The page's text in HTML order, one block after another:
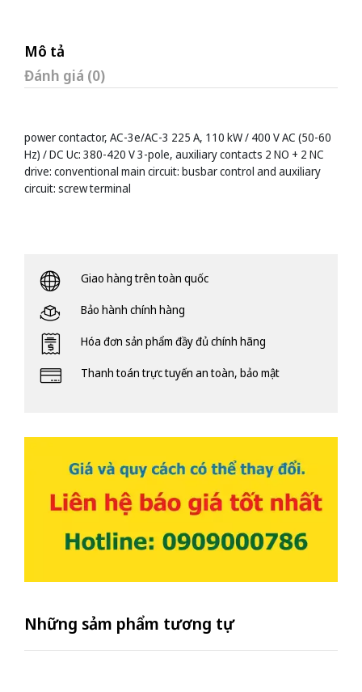
Mô tả
Đánh giá (0)
power contactor, AC-3e/AC-3 225 A, 110 kW / 400 V AC (50-60
Hz) / DC Uc: 380-420 V 3-pole, auxiliary contacts 2 NO + 2 NC
drive: conventional main circuit: busbar control and auxiliary
circuit: screw terminal
Giao hàng trên toàn quốc
Bảo hành chính hàng
Hóa đơn sản phẩm đầy đủ chính hãng
Thanh toán trực tuyến an toàn, bảo mật
Những sảm phẩm tương tự